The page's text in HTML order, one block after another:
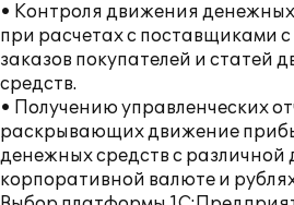
• Контроля движения денежных
при расчетах с поставщиками
заказов покупателей и статей
средств.
• Получению управленческих
раскрывающих движение
денежных средств с различной
корпоративной валюте и